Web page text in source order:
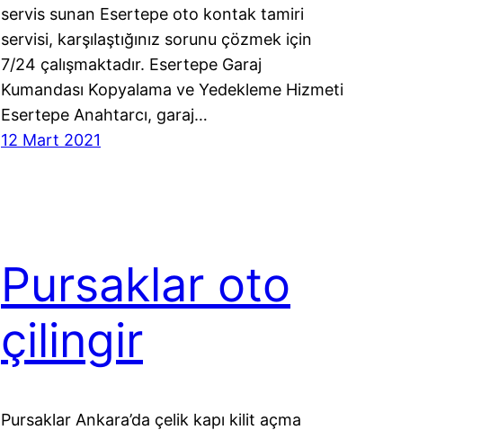
servis sunan Esertepe oto kontak tamiri
servisi, karşılaştığınız sorunu çözmek için
7/24 çalışmaktadır. Esertepe Garaj
Kumandası Kopyalama ve Yedekleme Hizmeti
Esertepe Anahtarcı, garaj…
12 Mart 2021
Pursaklar oto
çilingir
Pursaklar Ankara’da çelik kapı kilit açma